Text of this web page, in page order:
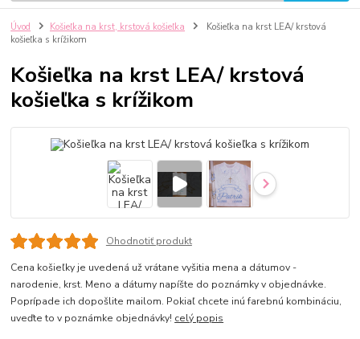
Úvod Košieľka na krst, krstová košieľka
Košieľka na krst LEA/ krstová
košieľka s krížikom
Košieľka na krst LEA/ krstová
košieľka s krížikom
Ohodnotiť produkt
Cena košieľky je uvedená už vrátane vyšitia mena a dátumov -
narodenie, krst. Meno a dátumy napíšte do poznámky v objednávke.
Poprípade ich dopošlite mailom. Pokiaľ chcete inú farebnú kombináciu,
uveďte to v poznámke objednávky! celý popis